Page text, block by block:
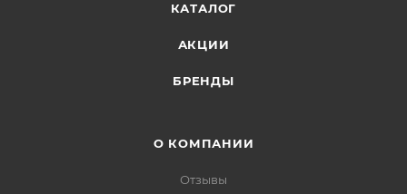
КАТАЛОГ
АКЦИИ
БРЕНДЫ
О КОМПАНИИ
Отзывы